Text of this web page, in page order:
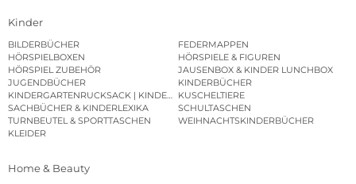
Kinder
BILDERBÜCHER
FEDERMAPPEN
HÖRSPIELBOXEN
HÖRSPIELE & FIGUREN
HÖRSPIEL ZUBEHÖR
JAUSENBOX & KINDER LUNCHBOX
JUGENDBÜCHER
KINDERBÜCHER
KINDERGARTENRUCKSACK | KINDERGARTENBEUTEL
KUSCHELTIERE
SACHBÜCHER & KINDERLEXIKA
SCHULTASCHEN
TURNBEUTEL & SPORTTASCHEN
WEIHNACHTSKINDERBÜCHER
KLEIDER
Home & Beauty